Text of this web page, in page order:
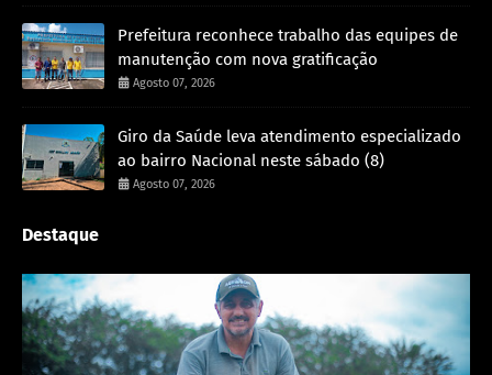
Prefeitura reconhece trabalho das equipes de
manutenção com nova gratificação
Agosto 07, 2026
Giro da Saúde leva atendimento especializado
ao bairro Nacional neste sábado (8)
Agosto 07, 2026
Destaque